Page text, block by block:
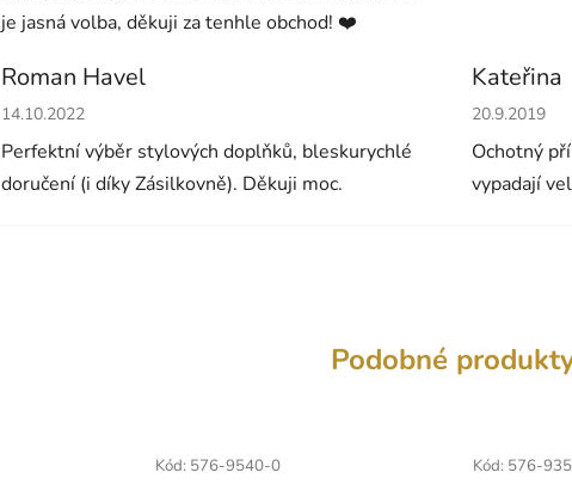
je jasná volba, děkuji za tenhle obchod! ❤️
Roman Havel
Hodnocení obchodu je 5 z 5 hvězdiček.
14.10.2022
Perfektní výběr stylových doplňků, bleskurychlé
doručení (i díky Zásilkovně). Děkuji moc.
Kateřina
Hodnocení
20.9.2019
Ochotný
vypadají
Podobné
Kód: 576-9540-0 Kód: 576-